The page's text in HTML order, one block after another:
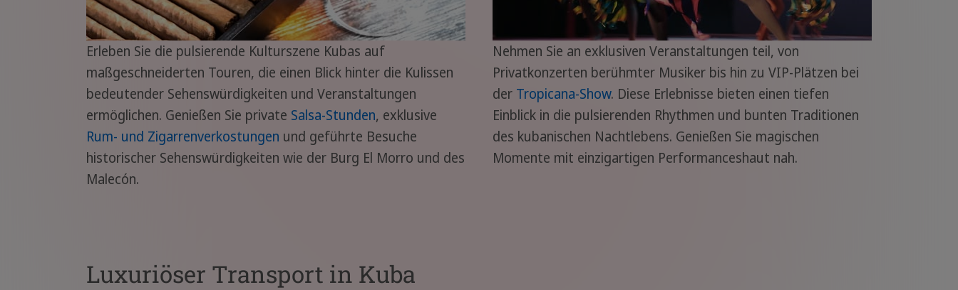
Erleben Sie die pulsierende Kulturszene Kubas auf
maßgeschneiderten Touren, die einen Blick hinter die Kulissen
bedeutender Sehenswürdigkeiten und Veranstaltungen
ermöglichen. Genießen Sie private Salsa-Stunden, exklusive
Rum- und Zigarrenverkostungen und geführte Besuche
historischer Sehenswürdigkeiten wie der Burg El Morro und des
Malecón.
Nehmen Sie an exklusiven Veranstaltungen teil, von
Privatkonzerten berühmter Musiker bis hin zu VIP-Plätzen bei
der Tropicana-Show. Diese Erlebnisse bieten einen tiefen
Einblick in die pulsierenden Rhythmen und bunten Traditionen
des kubanischen Nachtlebens. Genießen Sie magischen
Momente mit einzigartigen Performanceshaut nah.
Luxuriöser Transport in Kuba